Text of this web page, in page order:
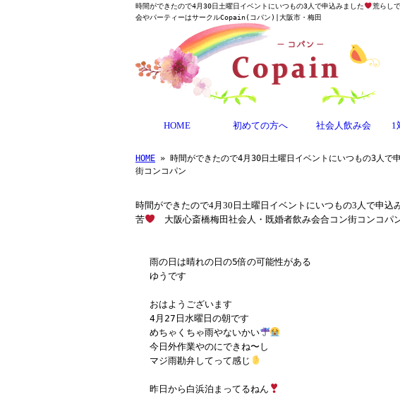
時間ができたので4月30日土曜日イベントにいつもの3人で申込みました 荒らし
会やパーティーはサークルCopain(コパン)|大阪市・梅田
HOME 初めての方へ 社会人飲み会 1
HOME » 時間ができたので4月30日土曜日イベントにいつもの3人で
街コンコパン
時間ができたので4月30日土曜日イベントにいつもの3人で申込
苦
大阪心斎橋梅田社会人・既婚者飲み会合コン街コンコパ
雨の日は晴れの日の5倍の可能性がある
ゆうです
おはようございます
4月27日水曜日の朝です
めちゃくちゃ雨やないかい
今日外作業やのにできね〜し
マジ雨勘弁してって感じ
昨日から白浜泊まってるねん